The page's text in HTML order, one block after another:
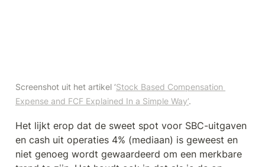
Screenshot uit het artikel ‘Stock Based Compensation
Expense and FCF Explained In a Simple Way’.
Het lijkt erop dat de sweet spot voor SBC-uitgaven
en cash uit operaties 4% (mediaan) is geweest en
niet genoeg wordt gewaardeerd om een merkbare